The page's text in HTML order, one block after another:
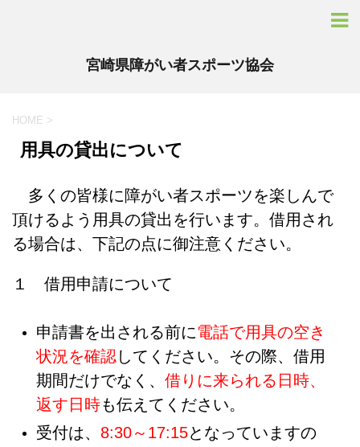
宮崎県障がい者スポーツ協会
HOME >
用具の貸出について
多くの皆様に障がい者スポーツを楽しんで
頂けるよう用具の貸出を行います。 借用され
る場合は、下記の点に御注意ください。
１ 借用申請について
申請書を出される前に電話で用具の空き
状況を確認してください。その際、借用
期間だけでなく、 借りに来られる日時、
返す日時も伝えてください。
受付は、 8:30～17:15となっていますの